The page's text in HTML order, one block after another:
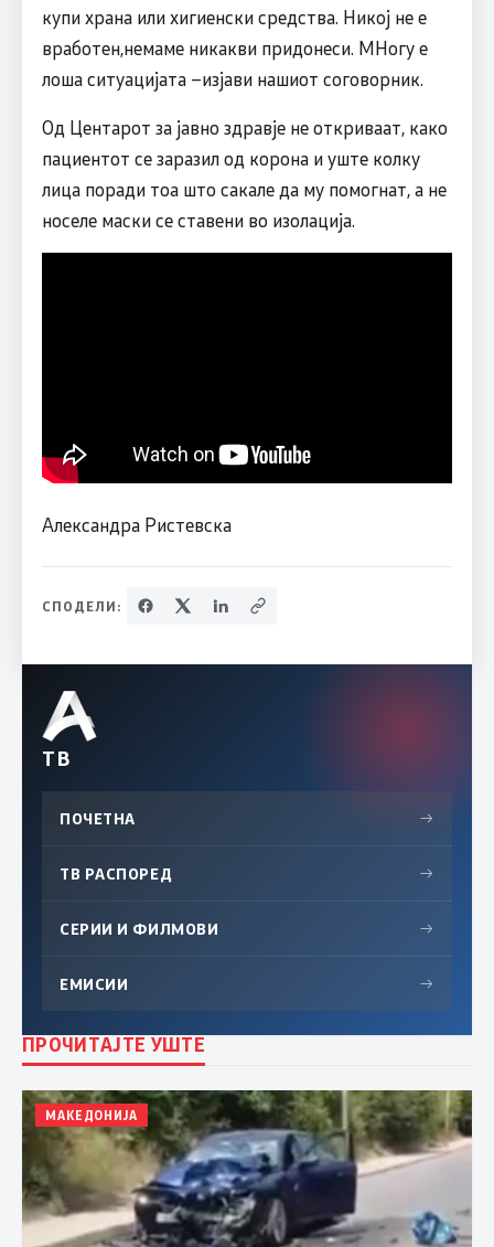
купи храна или хигиенски средства. Никој не е
вработен,немаме никакви придонеси. МНогу е
лоша ситуацијата –изјави нашиот соговорник.
Од Центарот за јавно здравје не откриваат, како
пациентот се заразил од корона и уште колку
лица поради тоа што сакале да му помогнат, а не
носеле маски се ставени во изолација.
Александра Ристевска
СПОДЕЛИ:
ТВ
ПОЧЕТНА →
ТВ РАСПОРЕД →
СЕРИИ И ФИЛМОВИ →
ЕМИСИИ →
ПРОЧИТАЈТЕ УШТЕ
МАКЕДОНИЈА